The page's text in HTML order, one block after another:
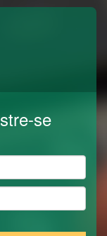
se